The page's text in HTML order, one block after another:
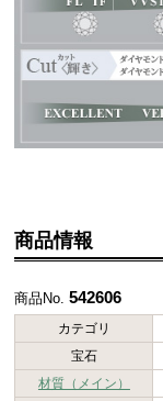
商品情報
商品No.542606
カテゴリ
宝石
材質（メイン）